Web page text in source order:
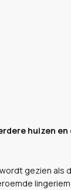
huizen en
gezien als